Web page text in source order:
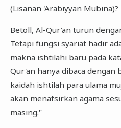
(Lisanan 'Arabiyyan Mubina)?
Betoll, Al-Qur'an turun
Tetapi fungsi syariat hadir
makna ishtilahi baru pada
Qur'an hanya dibaca dengan
kaidah ishtilah para ulama
akan menafsirkan agama
masing."